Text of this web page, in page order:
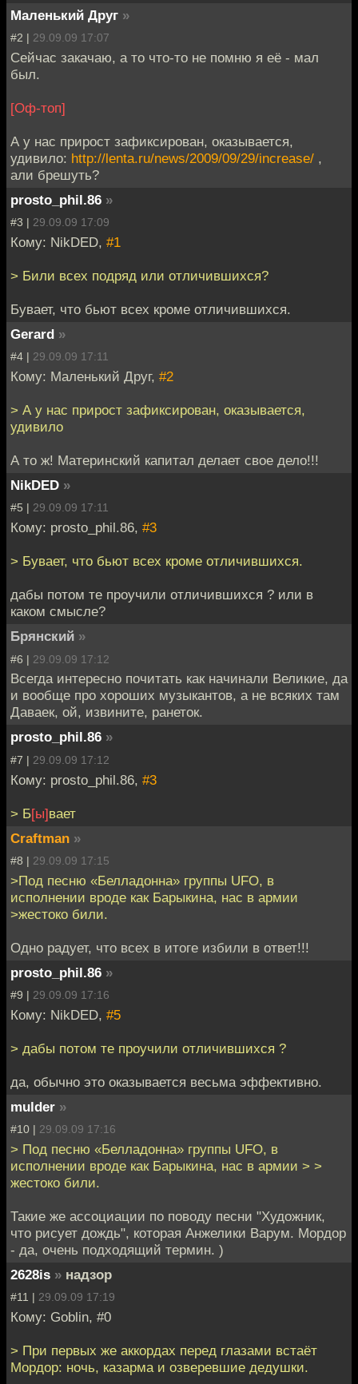
Маленький Друг »
#2 | 29.09.09 17:07
Сейчас закачаю, а то что-то не помню я её - мал
был.
[Оф-топ]
А у нас прирост зафиксирован, оказывается,
удивило: http://lenta.ru/news/2009/09/29/increase/ ,
али брешуть?
prosto_phil.86 »
#3 | 29.09.09 17:09
Кому: NikDED, #1
> Били всех подряд или отличившихся?
Бувает, что бьют всех кроме отличившихся.
Gerard »
#4 | 29.09.09 17:11
Кому: Маленький Друг, #2
> А у нас прирост зафиксирован, оказывается,
удивило
А то ж! Материнский капитал делает свое дело!!!
NikDED »
#5 | 29.09.09 17:11
Кому: prosto_phil.86, #3
> Бувает, что бьют всех кроме отличившихся.
дабы потом те проучили отличившихся ? или в
каком смысле?
Брянский »
#6 | 29.09.09 17:12
Всегда интересно почитать как начинали Великие, да
и вообще про хороших музыкантов, а не всяких там
Даваек, ой, извините, ранеток.
prosto_phil.86 »
#7 | 29.09.09 17:12
Кому: prosto_phil.86, #3
> Б[ы]вает
Craftman »
#8 | 29.09.09 17:15
>Под песню «Белладонна» группы UFO, в
исполнении вроде как Барыкина, нас в армии
>жестоко били.
Одно радует, что всех в итоге избили в ответ!!!
prosto_phil.86 »
#9 | 29.09.09 17:16
Кому: NikDED, #5
> дабы потом те проучили отличившихся ?
да, обычно это оказывается весьма эффективно.
mulder »
#10 | 29.09.09 17:16
> Под песню «Белладонна» группы UFO, в
исполнении вроде как Барыкина, нас в армии > >
жестоко били.
Такие же ассоциации по поводу песни "Художник,
что рисует дождь", которая Анжелики Варум. Мордор
- да, очень подходящий термин. )
2628is » надзор
#11 | 29.09.09 17:19
Кому: Goblin, #0
> При первых же аккордах перед глазами встаёт
Мордор: ночь, казарма и озверевшие дедушки.